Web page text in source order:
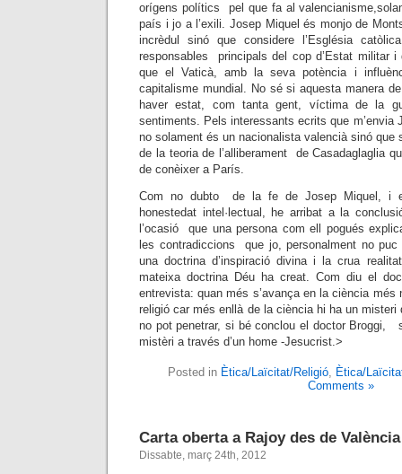
orígens polítics pel que fa al
país i jo a l’exili. Josep Miquel és monjo de
incrèdul sinó que considere l’Església
responsables principals del cop d’Estat militar
que el Vaticà, amb la seva potència i
capitalisme mundial. No sé si aquesta manera
haver estat, com tanta gent, víctima de la
sentiments. Pels interessants ecrits que m’envia
no solament és un nacionalista valencià sinó que
de la teoria de l’alliberament de Casadaglaglia
de conèixer a París.
Com no dubto de la fe de Josep Miquel, i
honestedat intel·lectual, he arribat a la
l’ocasió que una persona com ell pogués
les contradiccions que jo, personalment no
una doctrina d’inspiració divina i la crua
mateixa doctrina Déu ha creat. Com diu el
entrevista: quan més s’avança en la ciència
religió car més enllà de la ciència hi ha un
no pot penetrar, si bé conclou el doctor Broggi,
mistèri a través d’un home -Jesucrist.>
Posted in Ètica/Laïcitat/Religió, Ètica/
Comments »
Carta oberta a Rajoy des de València
Dissabte, març 24th, 2012